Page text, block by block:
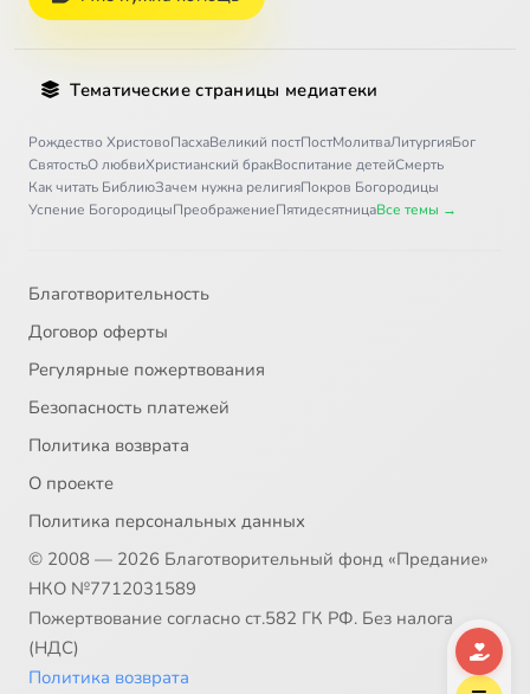
Тематические страницы медиатеки
Рождество ХристовоПасхаВеликий постПостМолитваЛитургияБог
СвятостьО любвиХристианский бракВоспитание детейСмерть
Как читать БиблиюЗачем нужна религияПокров Богородицы
Успение БогородицыПреображениеПятидесятницаВсе темы →
Благотворительность
Договор оферты
Регулярные пожертвования
Безопасность платежей
Политика возврата
О проекте
Политика персональных данных
© 2008 — 2026 Благотворительный фонд «Предание»
НКО №7712031589
Пожертвование согласно ст.582 ГК РФ. Без налога
(НДС)
Политика возврата